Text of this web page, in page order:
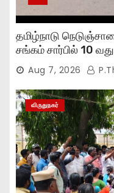
தமிழ்நாடு
சங்கம் சார்பில் 10
Aug 7, 2026
விருதுநகர்